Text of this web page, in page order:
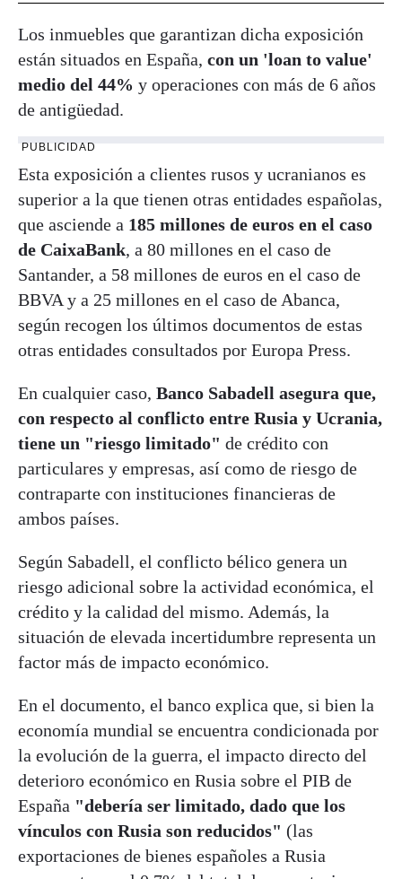
Los inmuebles que garantizan dicha exposición
están situados en España, con un 'loan to value'
medio del 44% y operaciones con más de 6 años
de antigüedad.
PUBLICIDAD
Esta exposición a clientes rusos y ucranianos es
superior a la que tienen otras entidades españolas,
que asciende a 185 millones de euros en el caso
de CaixaBank, a 80 millones en el caso de
Santander, a 58 millones de euros en el caso de
BBVA y a 25 millones en el caso de Abanca,
según recogen los últimos documentos de estas
otras entidades consultados por Europa Press.
En cualquier caso, Banco Sabadell asegura que,
con respecto al conflicto entre Rusia y Ucrania,
tiene un "riesgo limitado" de crédito con
particulares y empresas, así como de riesgo de
contraparte con instituciones financieras de
ambos países.
Según Sabadell, el conflicto bélico genera un
riesgo adicional sobre la actividad económica, el
crédito y la calidad del mismo. Además, la
situación de elevada incertidumbre representa un
factor más de impacto económico.
En el documento, el banco explica que, si bien la
economía mundial se encuentra condicionada por
la evolución de la guerra, el impacto directo del
deterioro económico en Rusia sobre el PIB de
España "debería ser limitado, dado que los
vínculos con Rusia son reducidos" (las
exportaciones de bienes españoles a Rusia